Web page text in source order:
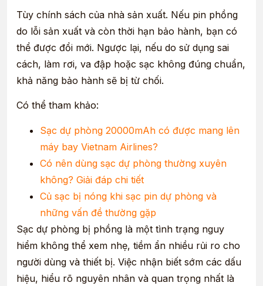
Tùy chính sách của nhà sản xuất. Nếu pin phồng
do lỗi sản xuất và còn thời hạn bảo hành, bạn có
thể được đổi mới. Ngược lại, nếu do sử dụng sai
cách, làm rơi, va đập hoặc sạc không đúng chuẩn,
khả năng bảo hành sẽ bị từ chối.
Có thể tham khảo:
Sạc dự phòng 20000mAh có được mang lên
máy bay Vietnam Airlines?
Có nên dùng sạc dự phòng thường xuyên
không? Giải đáp chi tiết
Củ sạc bị nóng khi sạc pin dự phòng và
những vấn đề thường gặp
Sạc dự phòng bị phồng là một tình trạng nguy
hiểm không thể xem nhẹ, tiềm ẩn nhiều rủi ro cho
người dùng và thiết bị. Việc nhận biết sớm các dấu
hiệu, hiểu rõ nguyên nhân và quan trọng nhất là